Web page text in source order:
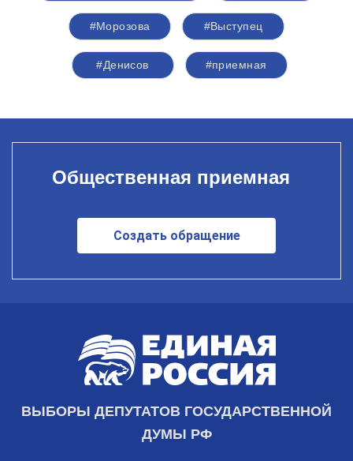
#Морозова #Выступец
#Денисов #приемная
Общественная приемная
Создать обращение
ВЫБОРЫ ДЕПУТАТОВ ГОСУДАРСТВЕННОЙ
ДУМЫ РФ